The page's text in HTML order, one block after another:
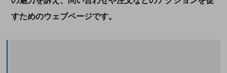
すためのウェブページです。